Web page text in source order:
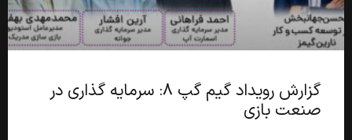
گزارش رویداد گیم گپ ۸: سرمایه گذاری در
صنعت بازی